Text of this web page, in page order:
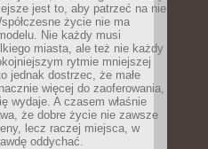
jest to, aby patrzeć na nie
życie nie ma
Nie każdy musi
miasta, ale też nie każdy
rytmie mniejszej
jednak dostrzec, że małe
więcej do zaoferowania,
wydaje. A czasem właśnie
że dobre życie nie zawsze
lecz raczej miejsca, w
oddychać.